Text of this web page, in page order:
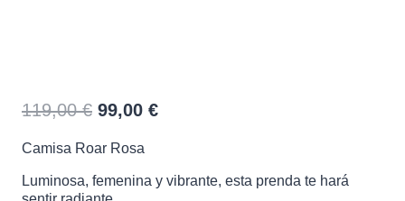
119,00€ El
original
era:
99,00 €El
es:
Camisa Roar Rosa
Luminosa, femenina y vibrante, esta prenda te hará